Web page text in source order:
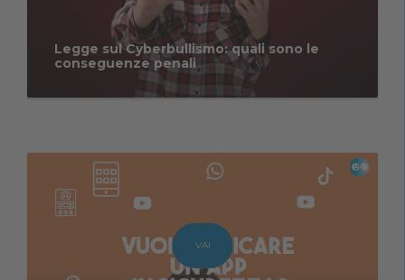
Legge sul Cyberbullismo: quali sono le
conseguenze penali
VAI